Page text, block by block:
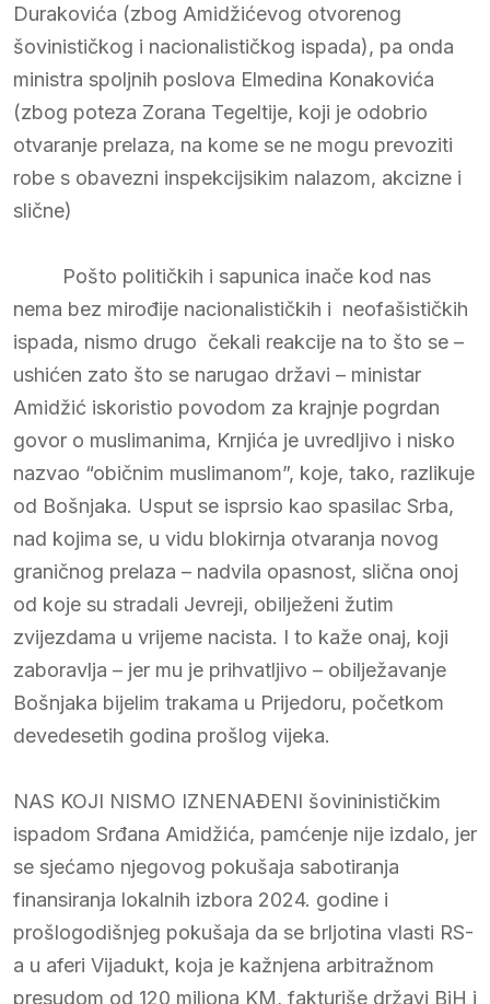
Durakovića (zbog Amidžićevog otvorenog
šovinističkog i nacionalističkog ispada), pa onda
ministra spoljnih poslova Elmedina Konakovića
(zbog poteza Zorana Tegeltije, koji je odobrio
otvaranje prelaza, na kome se ne mogu prevoziti
robe s obavezni inspekcijsikim nalazom, akcizne i
slične)
Pošto političkih i sapunica inače kod nas
nema bez mirođije nacionalističkih i neofašističkih
ispada, nismo drugo čekali reakcije na to što se –
ushićen zato što se narugao državi – ministar
Amidžić iskoristio povodom za krajnje pogrdan
govor o muslimanima, Krnjića je uvredljivo i nisko
nazvao “običnim muslimanom”, koje, tako, razlikuje
od Bošnjaka. Usput se isprsio kao spasilac Srba,
nad kojima se, u vidu blokirnja otvaranja novog
graničnog prelaza – nadvila opasnost, slična onoj
od koje su stradali Jevreji, obilježeni žutim
zvijezdama u vrijeme nacista. I to kaže onaj, koji
zaboravlja – jer mu je prihvatljivo – obilježavanje
Bošnjaka bijelim trakama u Prijedoru, početkom
devedesetih godina prošlog vijeka.
NAS KOJI NISMO IZNENAĐENI šovininističkim
ispadom Srđana Amidžića, pamćenje nije izdalo, jer
se sjećamo njegovog pokušaja sabotiranja
finansiranja lokalnih izbora 2024. godine i
prošlogodišnjeg pokušaja da se brljotina vlasti RS-
a u aferi Vijadukt, koja je kažnjena arbitražnom
presudom od 120 miliona KM, fakturiše državi BiH i